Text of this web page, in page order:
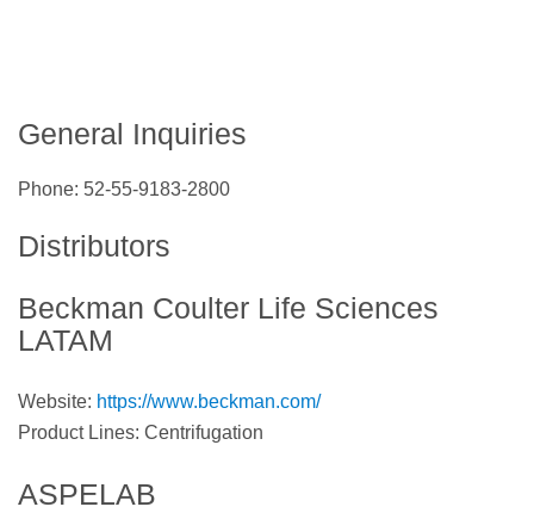
General Inquiries
Phone: 52-55-9183-2800
Distributors
Beckman Coulter Life Sciences
LATAM
Website: https://www.beckman.com/
Product Lines: Centrifugation
ASPELAB